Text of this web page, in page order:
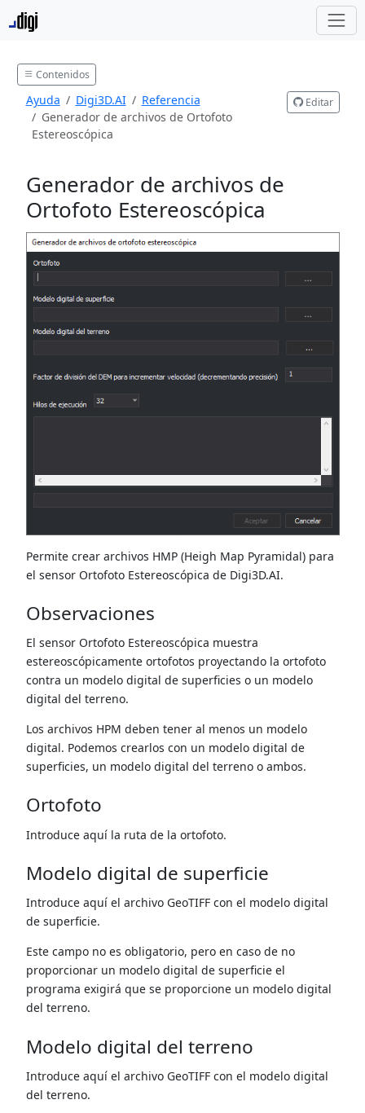
Contenidos
Ayuda Digi3D.AI
Referencia
Generador de archivos de Ortofoto
Estereoscópica
Editar
Generador de archivos de
Ortofoto Estereoscópica
Permite crear archivos HMP (Heigh Map Pyramidal) para
el sensor Ortofoto Estereoscópica de Digi3D.AI.
Observaciones
El sensor Ortofoto Estereoscópica muestra
estereoscópicamente ortofotos proyectando la ortofoto
contra un modelo digital de superficies o un modelo
digital del terreno.
Los archivos HPM deben tener al menos un modelo
digital. Podemos crearlos con un modelo digital de
superficies, un modelo digital del terreno o ambos.
Ortofoto
Introduce aquí la ruta de la ortofoto.
Modelo digital de superficie
Introduce aquí el archivo GeoTIFF con el modelo digital
de superficie.
Este campo no es obligatorio, pero en caso de no
proporcionar un modelo digital de superficie el
programa exigirá que se proporcione un modelo digital
del terreno.
Modelo digital del terreno
Introduce aquí el archivo GeoTIFF con el modelo digital
del terreno.